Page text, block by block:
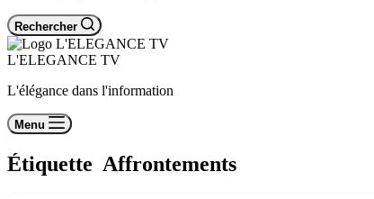
Rechercher
L'ELEGANCE TV
L'élégance dans l'information
Menu
Étiquette Affrontements